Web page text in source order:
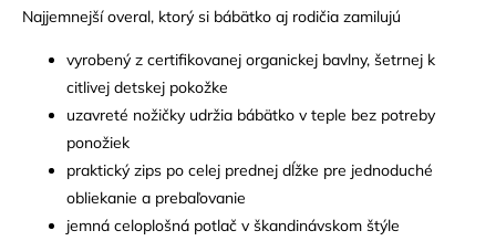
Najjemnejší overal, ktorý si bábätko aj rodičia zamilujú
vyrobený z certifikovanej organickej bavlny, šetrnej k
citlivej detskej pokožke
uzavreté nožičky udržia bábätko v teple bez potreby
ponožiek
praktický zips po celej prednej dĺžke pre jednoduché
obliekanie a prebaľovanie
jemná celoplošná potlač v škandinávskom štýle